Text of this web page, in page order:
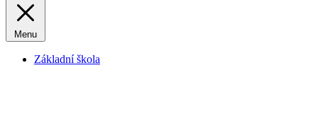
Menu
Základní škola